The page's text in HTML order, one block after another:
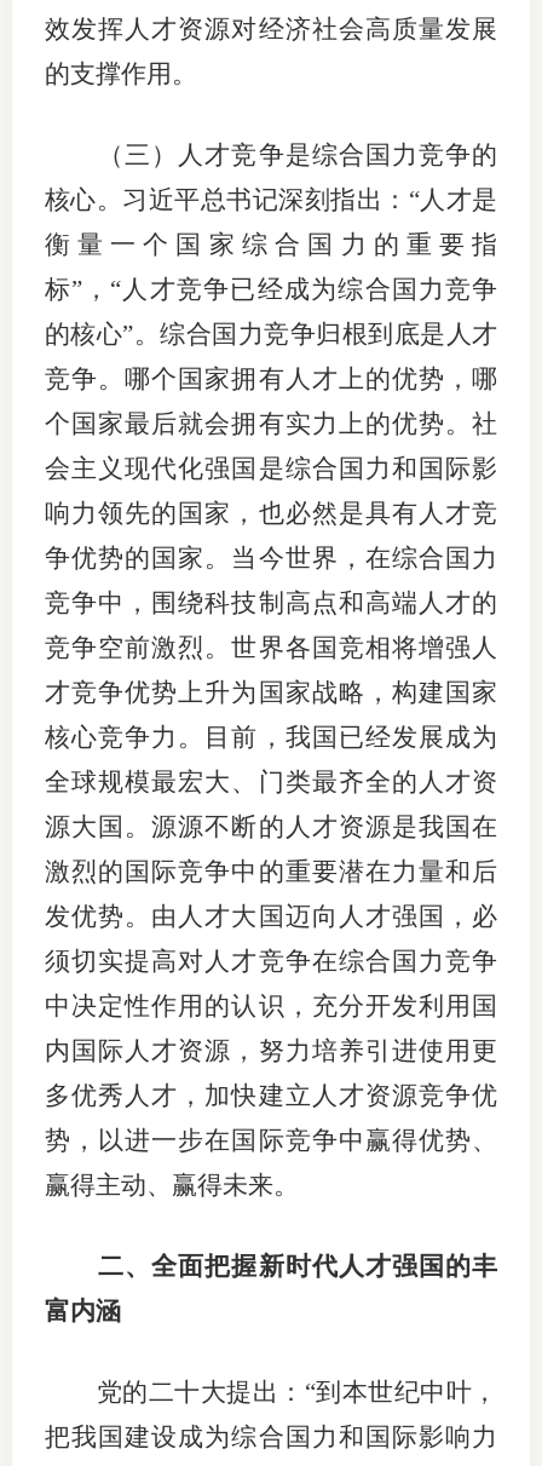
效发挥人才资源对经济社会高质量发展
的支撑作用。
（三）人才竞争是综合国力竞争的
核心。习近平总书记深刻指出：“人才是
衡量一个国家综合国力的重要指
标”，“人才竞争已经成为综合国力竞争
的核心”。综合国力竞争归根到底是人才
竞争。哪个国家拥有人才上的优势，哪
个国家最后就会拥有实力上的优势。社
会主义现代化强国是综合国力和国际影
响力领先的国家，也必然是具有人才竞
争优势的国家。当今世界，在综合国力
竞争中，围绕科技制高点和高端人才的
竞争空前激烈。世界各国竞相将增强人
才竞争优势上升为国家战略，构建国家
核心竞争力。目前，我国已经发展成为
全球规模最宏大、门类最齐全的人才资
源大国。源源不断的人才资源是我国在
激烈的国际竞争中的重要潜在力量和后
发优势。由人才大国迈向人才强国，必
须切实提高对人才竞争在综合国力竞争
中决定性作用的认识，充分开发利用国
内国际人才资源，努力培养引进使用更
多优秀人才，加快建立人才资源竞争优
势，以进一步在国际竞争中赢得优势、
赢得主动、赢得未来。
二、全面把握新时代人才强国的丰
富内涵
党的二十大提出：“到本世纪中叶，
把我国建设成为综合国力和国际影响力